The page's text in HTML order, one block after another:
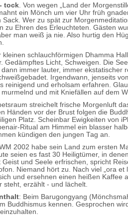
tock . Von wegen „Land der
ein Mönch um vier Uhr früh
Sack. Wer zu spät zur
zu Ehren des Erleuchteten. Gästen
man weiß ja nie. Also hurtig den
kleinen schlauchförmigen Dhamma
Gedämpftes Licht, Schweigen. Die
immer lauter, immer ekstatischer
Irgendwann, jenseits
reinigend und erholsam erfahren.
und mit Kniefällen auf dem
streichelt frische Morgenluft
Händen vor der Brust folgen die
Platz. Scheinbar Ewigkeiten von
Ritual am Himmel ein blasser
kündigen den jungen Tag an.
2002 habe sein Land zum ersten
seien es fast 30 Heiligtümer, in
Geist und Seele erfrischen, spricht
Niemand hört zu. Nach viel „ora et
und ersehnen einen heißen Kaffee
steht, erzählt - und lächelt.
: Beim Barugongyang
Buddhismus kennen. Gesprochen